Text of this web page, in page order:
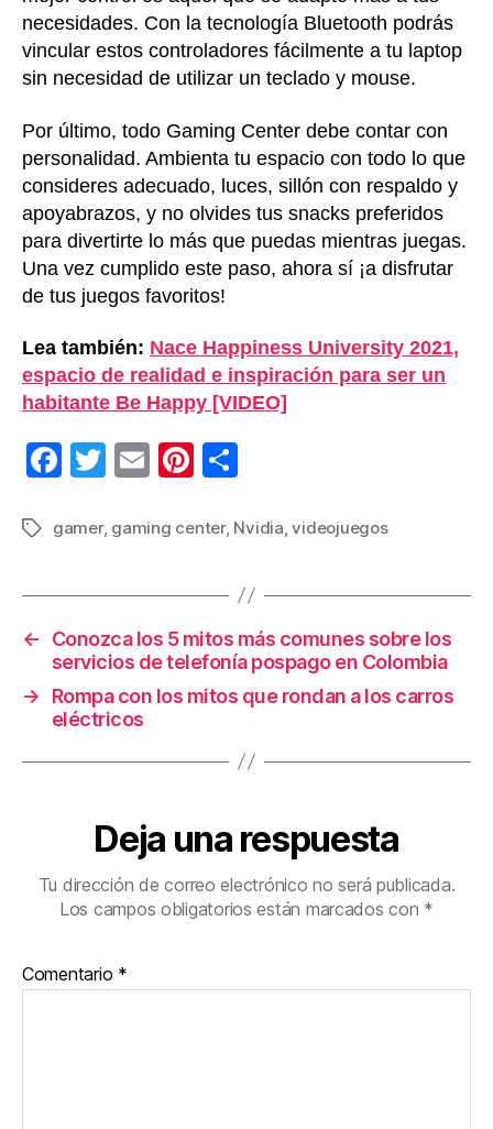
necesidades. Con la tecnología Bluetooth podrás
vincular estos controladores fácilmente a tu laptop
sin necesidad de utilizar un teclado y mouse.
Por último, todo Gaming Center debe contar con
personalidad. Ambienta tu espacio con todo lo que
consideres adecuado, luces, sillón con respaldo y
apoyabrazos, y no olvides tus snacks preferidos
para divertirte lo más que puedas mientras juegas.
Una vez cumplido este paso, ahora sí ¡a disfrutar
de tus juegos favoritos!
Lea también: Nace Happiness University 2021,
espacio de realidad e inspiración para ser un
habitante Be Happy [VIDEO]
F
c
b
o
o
k
T
tt
E
ail
Pi
er
st
m
ar
tir
Etiquetas
gamer, gaming center, Nvidia ,videojuegos
←
Conozca los 5 mitos más comunes sobre los
servicios de telefonía pospago en Colombia
→
Rompa con los mitos que rondan a los carros
eléctricos
Deja una respuesta
Tu dirección de correo electrónico no será publicada.
Los campos obligatorios están marcados con *
Comentario *